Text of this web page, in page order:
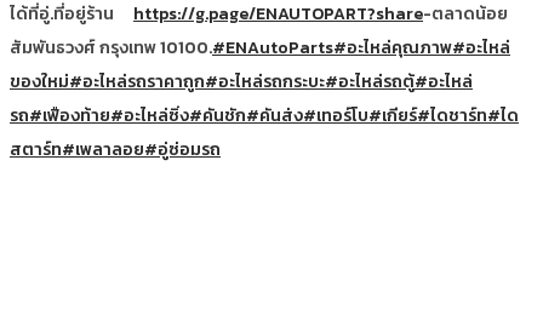
ได้ที่อู่.ที่อยู่ร้าน https://g.page/ENAUTOPART?share-ตลาดน้อย
สัมพันธวงศ์ กรุงเทพ 10100.#ENAutoParts#อะไหล่คุณภาพ#อะไหล่
ของใหม่#อะไหล่รถราคาถูก#อะไหล่รถกระบะ#อะไหล่รถตู้#อะไหล่
รถ#เฟืองท้าย#อะไหล่ซิ่ง#คันชัก#คันส่ง#เทอร์โบ#เกียร์#ไดชาร์ท#ได
สตาร์ท#เพลาลอย#อู่ซ่อมรถ